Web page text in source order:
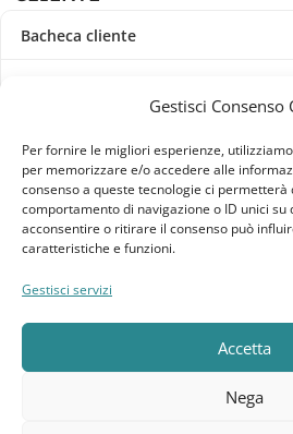
Gestisci Consenso
Per fornire le migliori esperienze,
per memorizzare e/o accedere alle
consenso a queste tecnologie ci
comportamento di navigazione o ID unici su
acconsentire o ritirare il consenso può
caratteristiche e funzioni.
Gestisci servizi
Accetta
Nega
Bacheca cliente
Indirizzi
Metodi di pagamento
Dettagli account
Lista dei desideri